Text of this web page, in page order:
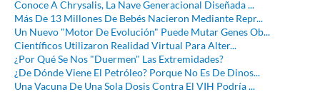
Conoce A Chrysalis, La Nave Generacional Diseñada ...
Más De 13 Millones De Bebés Nacieron Mediante Repr...
Un Nuevo "Motor De Evolución" Puede Mutar Genes Ob...
Científicos Utilizaron Realidad Virtual Para Alter...
¿Por Qué Se Nos "Duermen" Las Extremidades?
¿De Dónde Viene El Petróleo? Porque No Es De Dinos...
Una Vacuna De Una Sola Dosis Contra El VIH Podría ...